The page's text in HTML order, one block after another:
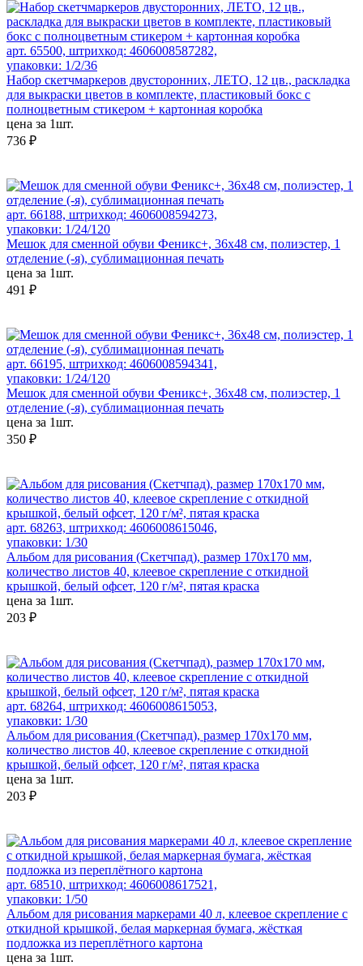
арт. 65500, штрихкод: 4606008587282,
упаковки: 1/2/36
Набор скетчмаркеров двусторонних, ЛЕТО, 12 цв., раскладка
для выкраски цветов в комплекте, пластиковый бокс с
полноцветным стикером + картонная коробка
цена за 1шт.
736 ₽
арт. 66188, штрихкод: 4606008594273,
упаковки: 1/24/120
Мешок для сменной обуви Феникс+, 36х48 см, полиэстер, 1
отделение (-я), сублимационная печать
цена за 1шт.
491 ₽
арт. 66195, штрихкод: 4606008594341,
упаковки: 1/24/120
Мешок для сменной обуви Феникс+, 36х48 см, полиэстер, 1
отделение (-я), сублимационная печать
цена за 1шт.
350 ₽
арт. 68263, штрихкод: 4606008615046,
упаковки: 1/30
Альбом для рисования (Скетчпад), размер 170х170 мм,
количество листов 40, клеевое скрепление с откидной
крышкой, белый офсет, 120 г/м², пятая краска
цена за 1шт.
203 ₽
арт. 68264, штрихкод: 4606008615053,
упаковки: 1/30
Альбом для рисования (Скетчпад), размер 170х170 мм,
количество листов 40, клеевое скрепление с откидной
крышкой, белый офсет, 120 г/м², пятая краска
цена за 1шт.
203 ₽
арт. 68510, штрихкод: 4606008617521,
упаковки: 1/50
Альбом для рисования маркерами 40 л, клеевое скрепление с
откидной крышкой, белая маркерная бумага, жёсткая
подложка из переплётного картона
цена за 1шт.